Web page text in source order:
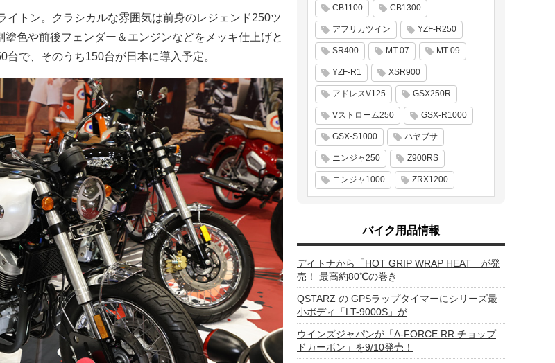
イトン。クラシカルな雰囲気は前身のレジェンド250ツ
色や前後フェンダー＆エンジンなどをメッキ仕上げと
で、そのうち150台が日本に導入予定。
CB1100 CB1300
アフリカツイン YZF-R250
SR400 MT-07 MT-09
YZF-R1 XSR900
アドレスV125 GSX250R
Vストローム250 GSX-R1000
GSX-S1000 ハヤブサ
ニンジャ250 Z900RS
ニンジャ1000 ZRX1200
バイク用品情報
デイトナから「HOT GRIP WRAP HEAT」が発
売！ 最高約80℃の巻き
QSTARZ の GPSラップタイマーにシリーズ最
小ボディ「LT-9000S」が
ウインズジャパンが「A-FORCE RR チョップ
ドカーボン」を9/10発売！